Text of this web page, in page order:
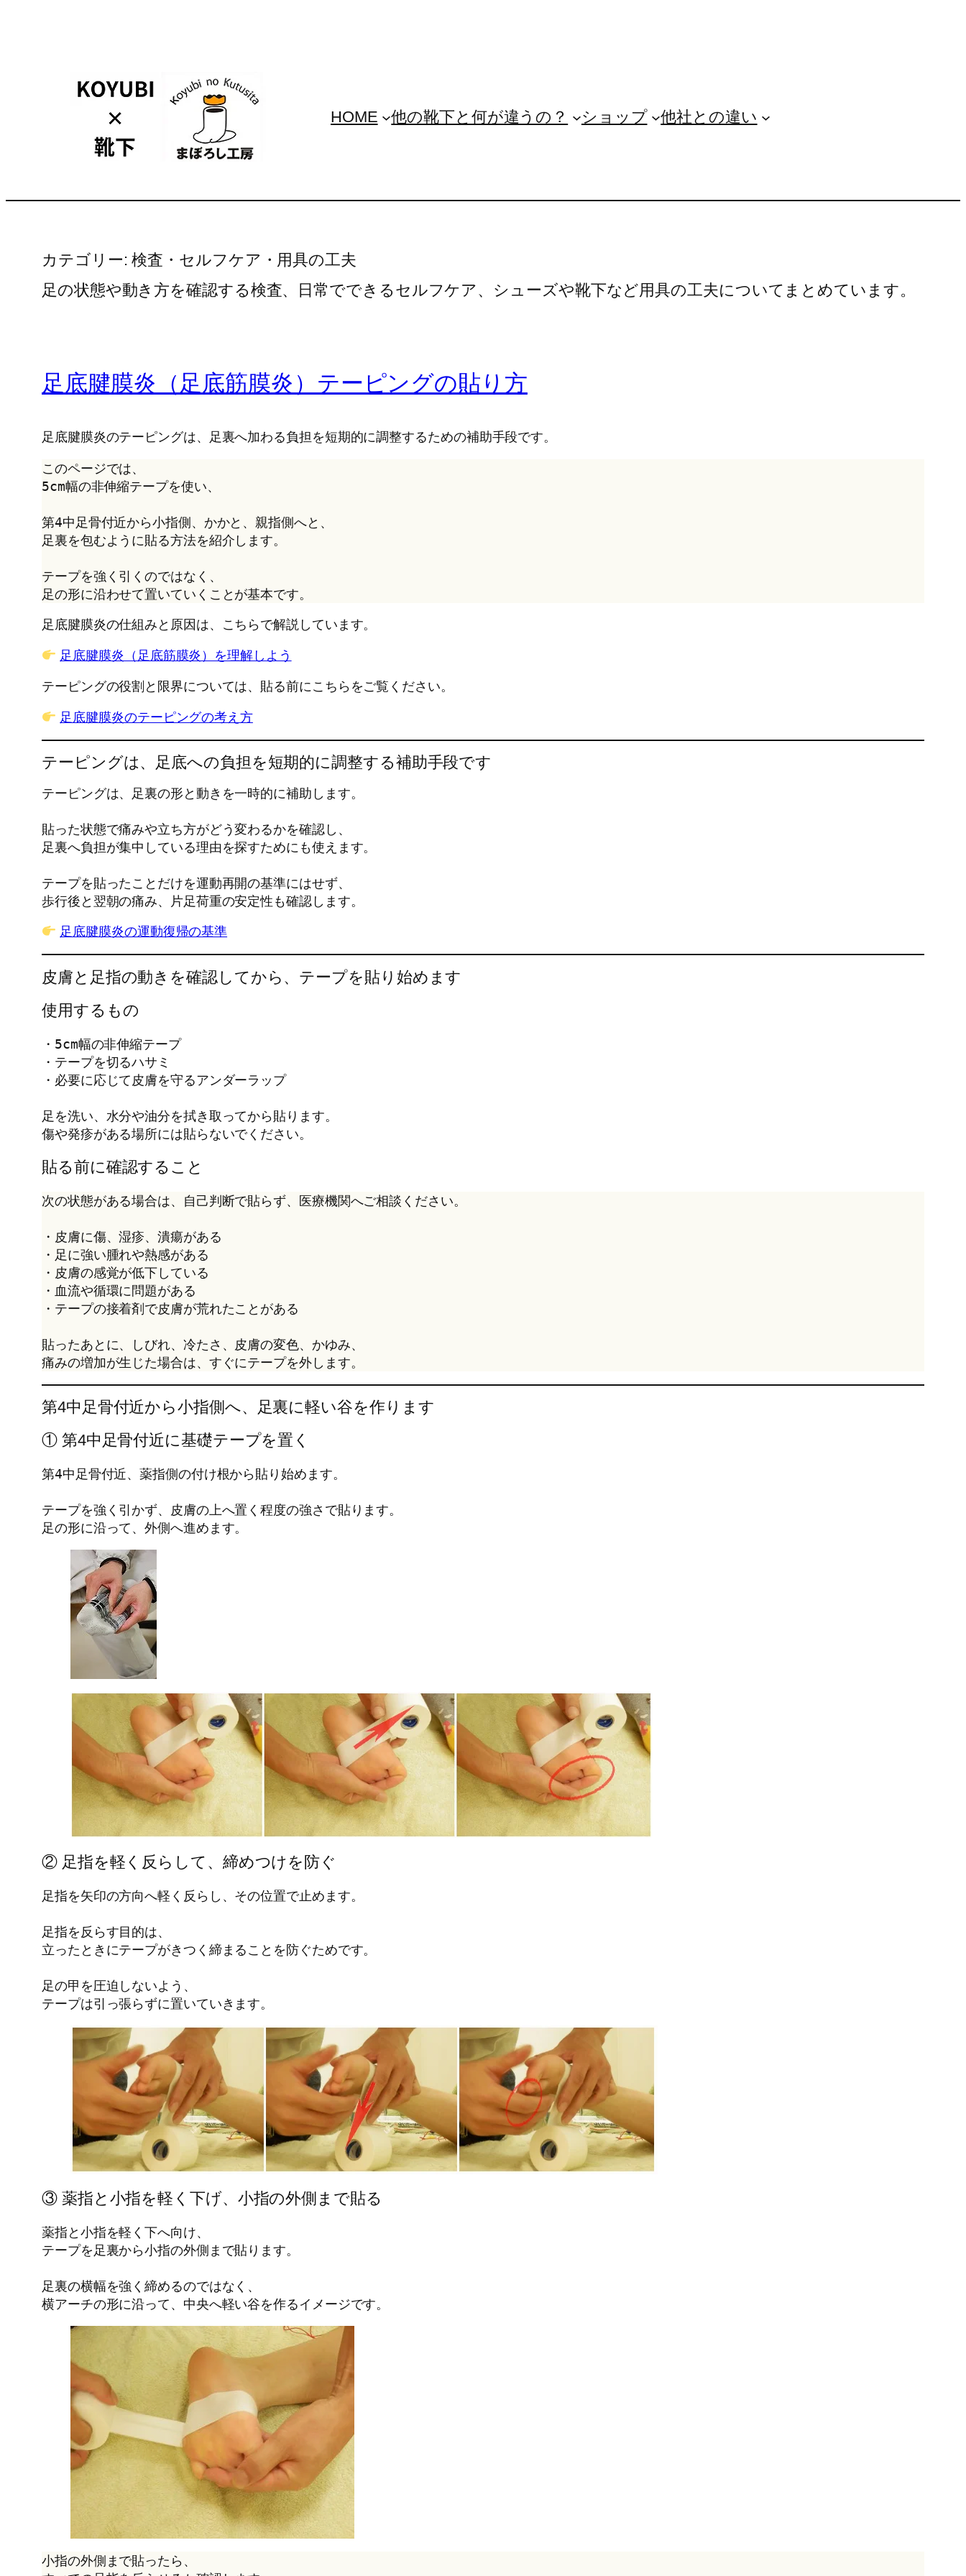
HOME 他の靴下と何が違うの？ ショップ 他社との違い
カテゴリー:検査・セルフケア・用具の工夫
足の状態や動き方を確認する検査、日常でできるセルフケア、シューズや靴下など用具の工夫についてまとめています。
足底腱膜炎（足底筋膜炎）テーピングの貼り方
足底腱膜炎のテーピングは、足裏へ加わる負担を短期的に調整するための補助手段です。
このページでは、
5cm幅の非伸縮テープを使い、
第4中足骨付近から小指側、かかと、親指側へと、
足裏を包むように貼る方法を紹介します。
テープを強く引くのではなく、
足の形に沿わせて置いていくことが基本です。
足底腱膜炎の仕組みと原因は、こちらで解説しています。
足底腱膜炎（足底筋膜炎）を理解しよう
テーピングの役割と限界については、貼る前にこちらをご覧ください。
足底腱膜炎のテーピングの考え方
テーピングは、足底への負担を短期的に調整する補助手段です
テーピングは、足裏の形と動きを一時的に補助します。
貼った状態で痛みや立ち方がどう変わるかを確認し、
足裏へ負担が集中している理由を探すためにも使えます。
テープを貼ったことだけを運動再開の基準にはせず、
歩行後と翌朝の痛み、片足荷重の安定性も確認します。
足底腱膜炎の運動復帰の基準
皮膚と足指の動きを確認してから、テープを貼り始めます
使用するもの
・5cm幅の非伸縮テープ
・テープを切るハサミ
・必要に応じて皮膚を守るアンダーラップ
足を洗い、水分や油分を拭き取ってから貼ります。
傷や発疹がある場所には貼らないでください。
貼る前に確認すること
次の状態がある場合は、自己判断で貼らず、医療機関へご相談ください。
・皮膚に傷、湿疹、潰瘍がある
・足に強い腫れや熱感がある
・皮膚の感覚が低下している
・血流や循環に問題がある
・テープの接着剤で皮膚が荒れたことがある
貼ったあとに、しびれ、冷たさ、皮膚の変色、かゆみ、
痛みの増加が生じた場合は、すぐにテープを外します。
第4中足骨付近から小指側へ、足裏に軽い谷を作ります
① 第4中足骨付近に基礎テープを置く
第4中足骨付近、薬指側の付け根から貼り始めます。
テープを強く引かず、皮膚の上へ置く程度の強さで貼ります。
足の形に沿って、外側へ進めます。
② 足指を軽く反らして、締めつけを防ぐ
足指を矢印の方向へ軽く反らし、その位置で止めます。
足指を反らす目的は、
立ったときにテープがきつく締まることを防ぐためです。
足の甲を圧迫しないよう、
テープは引っ張らずに置いていきます。
③ 薬指と小指を軽く下げ、小指の外側まで貼る
薬指と小指を軽く下へ向け、
テープを足裏から小指の外側まで貼ります。
足裏の横幅を強く締めるのではなく、
横アーチの形に沿って、中央へ軽い谷を作るイメージです。
小指の外側まで貼ったら、